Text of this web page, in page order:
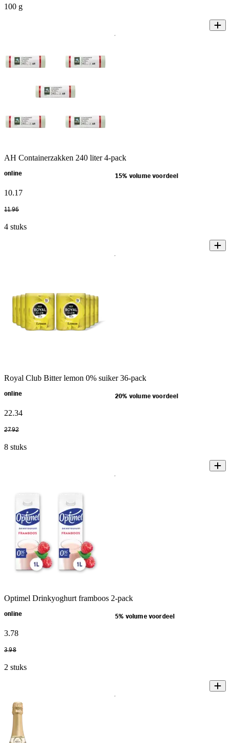
100 g
AH Containerzakken 240 liter 4-pack
online 15% volume voordeel
10.17
11.96
4 stuks
Royal Club Bitter lemon 0% suiker 36-pack
online 20% volume voordeel
22.34
27.92
8 stuks
Optimel Drinkyoghurt framboos 2-pack
online 5% volume voordeel
3.78
3.98
2 stuks